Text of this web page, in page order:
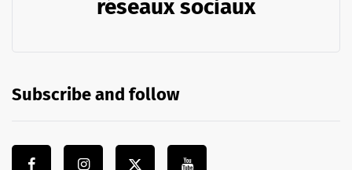
réseaux sociaux
Subscribe and follow